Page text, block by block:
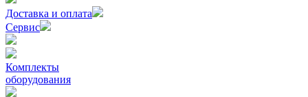
Доставка и оплата
Сервис
Комплекты
оборудования